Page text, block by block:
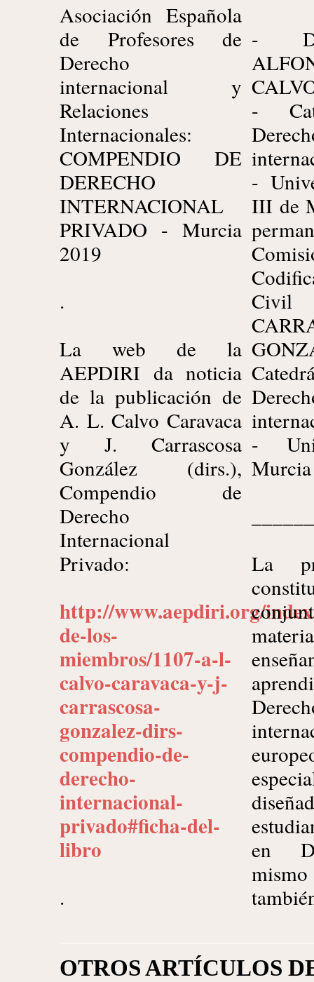
Asociación Española
de Profesores de
Derecho
internacional y
Relaciones
Internacionales:
COMPENDIO DE
DERECHO
INTERNACIONAL
PRIVADO - Murcia
2019
.
La web de la
AEPDIRI da noticia
de la publicación de
A. L. Calvo Caravaca
y J. Carrascosa
González (dirs.),
Compendio de
Derecho
Internacional
Privado:
http://www.aepdiri.org/
de-los-
miembros/1107-a-l-
calvo-caravaca-y-j-
carrascosa-
gonzalez-dirs-
compendio-de-
derecho-
internacional-
privado#ficha-del-
libro
.
-
-
-
III de
Civil
-
Murcia
La
en
OTROS ARTÍCULOS